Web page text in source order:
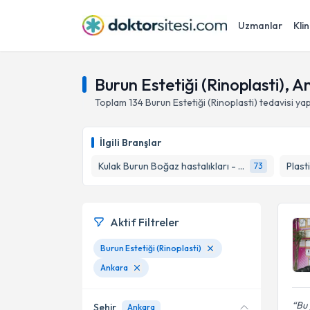
Uzmanlar
Burun Estetiği (Rinoplasti),
Toplam 134Burun Estetiği (Rinoplasti) tedavisi
İlgili Branşlar
Kulak Burun Boğaz hastalıkları - KBB
73
Aktif Filtreler
Burun Estetiği (Rinoplasti)
Ankara
Şehir Ankara